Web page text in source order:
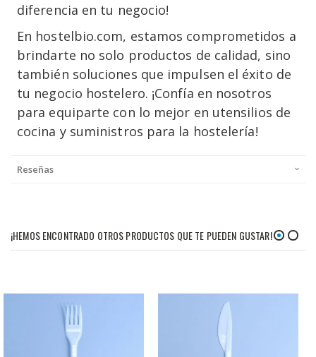
diferencia en tu negocio!
En hostelbio.com, estamos comprometidos a
brindarte no solo productos de calidad, sino
también soluciones que impulsen el éxito de
tu negocio hostelero. ¡Confía en nosotros
para equiparte con lo mejor en utensilios de
cocina y suministros para la hostelería!
Reseñas
¡HEMOS ENCONTRADO OTROS PRODUCTOS QUE TE PUEDEN GUSTAR!